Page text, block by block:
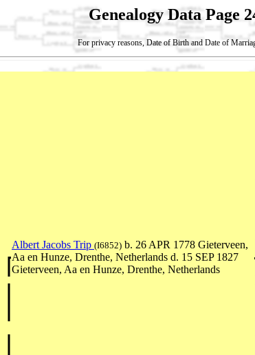
Genealogy Data Page
For privacy reasons, Date of Birth and Date of
Albert Jacobs Trip (I6852) b. 26 APR 1778 Gieterveen,
Aa en Hunze, Drenthe, Netherlands d. 15 SEP 1827
Gieterveen, Aa en Hunze, Drenthe, Netherlands